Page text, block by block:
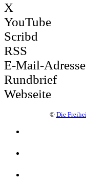
X
YouTube
Scribd
RSS
E-Mail-Adresse
Rundbrief
Webseite
© Die